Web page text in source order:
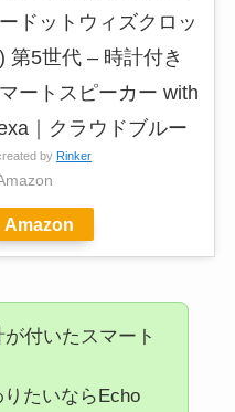
ドットウィズクロッ
第5世代 – 時計付き
ートスピーカー with
｜クラウドブルー
by Rinker
Amazon
付いたスマート
たいならEcho